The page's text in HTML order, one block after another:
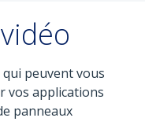
peuvent vous
vos applications
panneaux